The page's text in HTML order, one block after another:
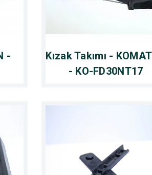
-
Kızak Takımı -
- KO-FD30NT17